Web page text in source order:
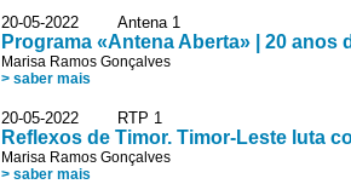
20-05-2022 Antena 1
Programa «Antena Aberta» | 20 anos
Marisa Ramos Gonçalves
> saber mais
20-05-2022 RTP 1
Reflexos de Timor. Timor-Leste luta
Marisa Ramos Gonçalves
> saber mais